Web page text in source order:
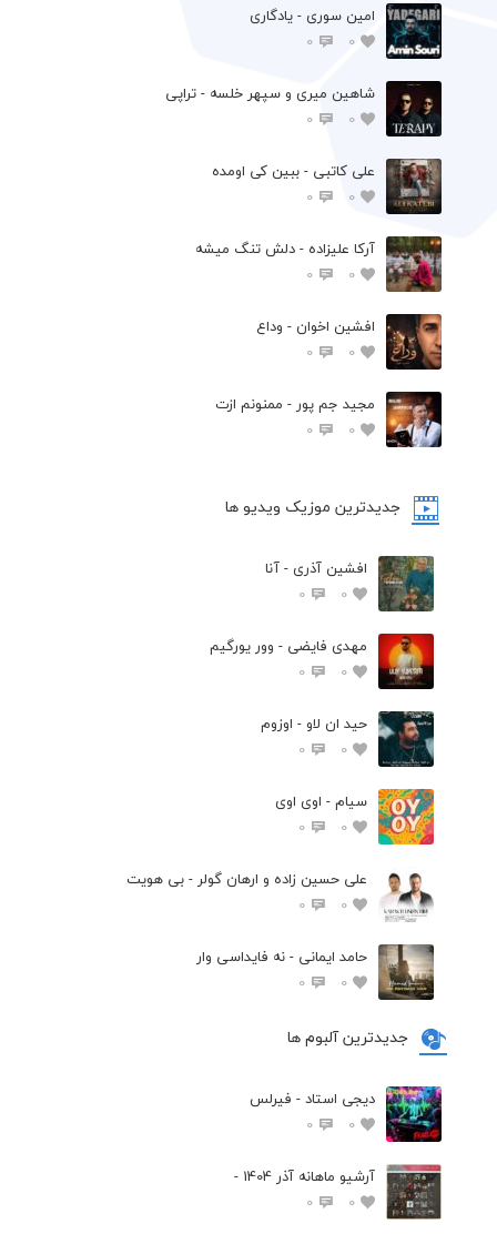
امین سوری - یادگاری
0
0
شاهین میری و سپهر خلسه - تراپی
0
0
علی کاتبی - ببین کی اومده
0
0
آرکا علیزاده - دلش تنگ میشه
0
0
افشين اخوان - وداع
0
0
مجید جم پور - ممنونم ازت
0
0
جدیدترین موزیک ویدیو ها
افشین آذری - آنا
0
0
مهدی فایضی - وور یورگیم
0
0
حید ان لاو - اوزوم
0
0
سیام - اوی اوی
0
0
علی حسین زاده و ارهان گولر - بی هویت
0
0
حامد ایمانی - نه فایداسی وار
0
0
جدیدترین آلبوم ها
دیجی استاد - فیرلس
0
0
آرشیو ماهانه آذر 1404 -
0
0